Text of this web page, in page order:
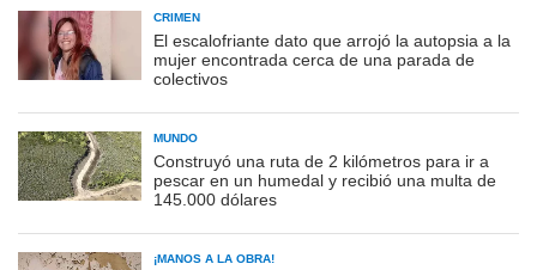
CRIMEN
El escalofriante dato que arrojó la autopsia a la
mujer encontrada cerca de una parada de
colectivos
MUNDO
Construyó una ruta de 2 kilómetros para ir a
pescar en un humedal y recibió una multa de
145.000 dólares
¡MANOS A LA OBRA!